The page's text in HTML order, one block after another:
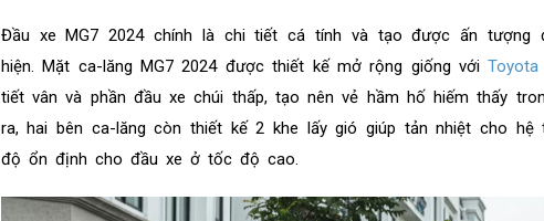
Đầu xe MG7 2024 chính là chi tiết cá tính và tạo được ấn tượng
hiện. Mặt ca-lăng MG7 2024 được thiết kế mở rộng giống vớiToyota
tiết vân và phần đầu xe chúi thấp, tạo nên vẻ hầm hố hiếm thấy
ra, hai bên ca-lăng còn thiết kế 2 khe lấy gió giúp tản nhiệt cho hệ
độ ổn định cho đầu xe ở tốc độ cao.